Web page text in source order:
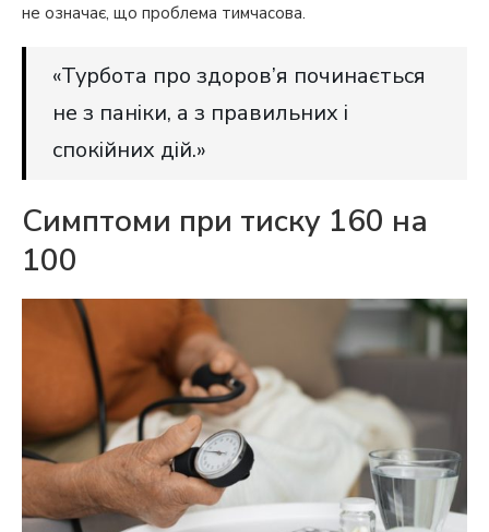
не означає, що проблема тимчасова.
«Турбота про здоров’я починається
не з паніки, а з правильних і
спокійних дій.»
Симптоми при тиску 160 на
100